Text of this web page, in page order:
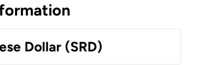
Dollar (SRD)